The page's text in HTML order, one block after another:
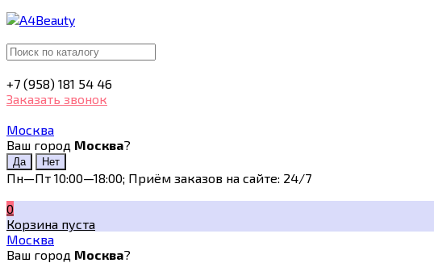
+7 (958) 181 54 46
Заказать звонок
Москва
Ваш город Москва?
Пн—Пт 10:00—18:00; Приём заказов на сайте: 24/7
0
Корзина пуста
Москва
Ваш город Москва?